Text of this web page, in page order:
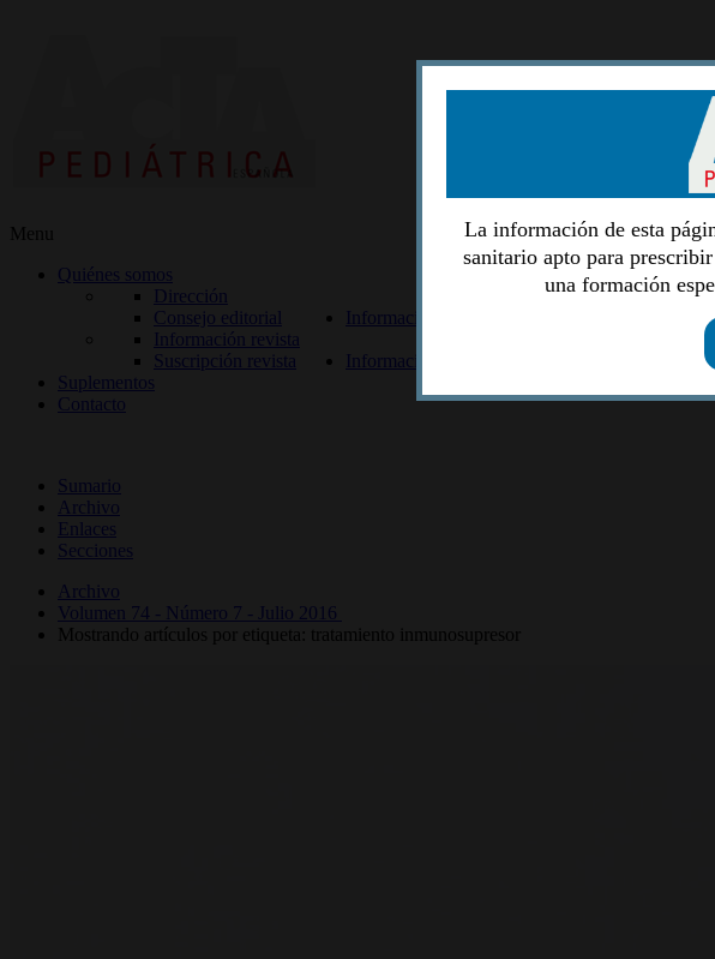
Menu
Quiénes somos
Dirección
Consejo editorial
Información lectores
Información revista
Suscripción revista
Información autores
Suplementos
Contacto
Sumario
Archivo
Enlaces
Secciones
Archivo
Volumen 74 - Número 7 - Julio 2016
Mostrando artículos por etiqueta: tratamiento inmunosupresor
La información de esta
sanitario apto para
una formación